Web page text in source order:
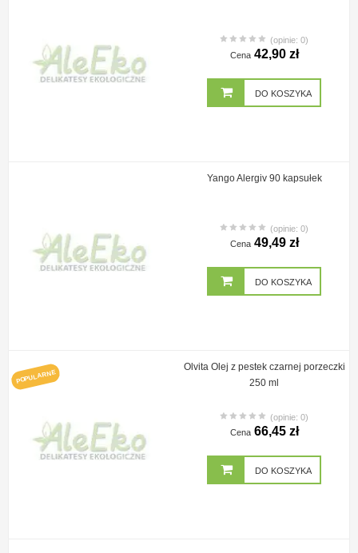
(opinie: 0)
Cena 42,90 zł
DO KOSZYKA
Yango Alergiv 90 kapsułek
(opinie: 0)
Cena 49,49 zł
DO KOSZYKA
POPULARNE
Olvita Olej z pestek czarnej porzeczki
250 ml
(opinie: 0)
Cena 66,45 zł
DO KOSZYKA